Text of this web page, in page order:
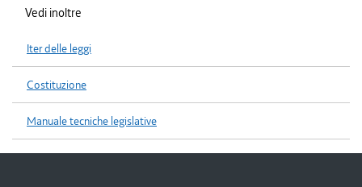
Vedi inoltre
Iter delle leggi
Costituzione
Manuale tecniche legislative